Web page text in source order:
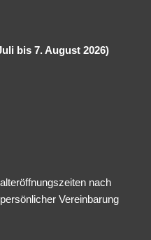
bis 7. August 2026)
nach
Vereinbarung